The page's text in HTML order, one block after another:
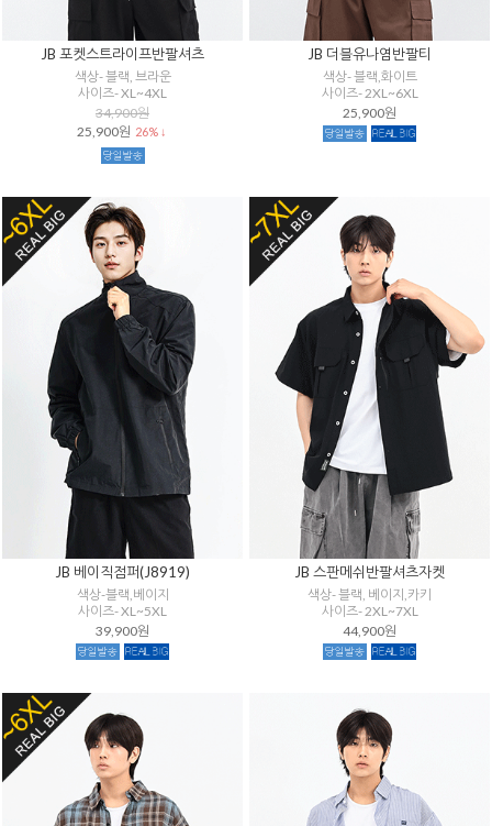
JB 포켓스트라이프반팔셔츠
색상- 블랙, 브라운
사이즈- XL~4XL
34,900원
25,900원 26% ↓
JB 더블유나염반팔티
색상- 블랙,화이트
사이즈- 2XL~6XL
25,900원
JB 베이직점퍼(J8919)
색상-블랙,베이지
사이즈- XL~5XL
39,900원
JB 스판메쉬반팔셔츠자켓
색상- 블랙, 베이지,카키
사이즈- 2XL~7XL
44,900원